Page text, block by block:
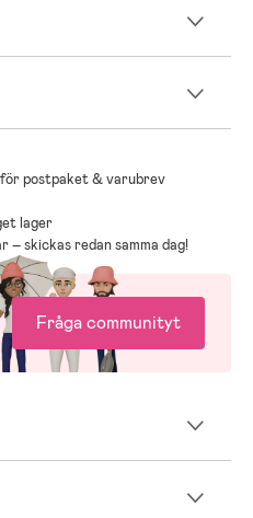
postpaket & varubrev
lager
– skickas redan samma dag!
Fråga communityt